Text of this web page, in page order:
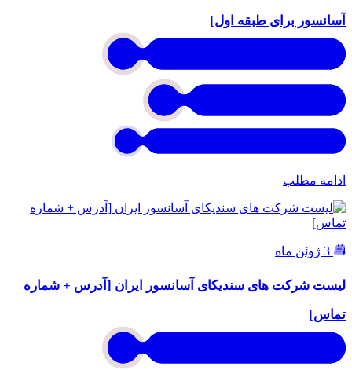
آسانسور برای طبقه اول]
ادامه مطلب
لیست شرکت های سندیکای آسانسور ایران [آدرس + شماره
تماس]